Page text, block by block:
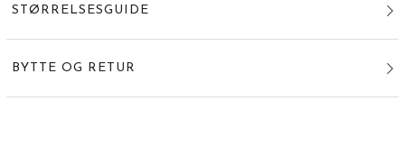
STØRRELSESGUIDE
BYTTE OG RETUR